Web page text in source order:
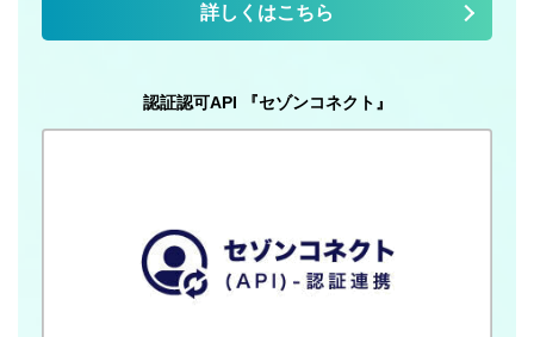
詳しくはこちら
認証認可API 『セゾンコネクト』